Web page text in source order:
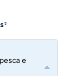
*
e